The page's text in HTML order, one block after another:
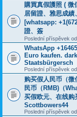
購買真假護照 ( 微
居留證、雅思成績
[whatsapp:
證、簽
Poslední příspěvek od
WhatsApp
Euro kaufen.
Staatsbürgersch
Poslední příspěvek od
购买假人民币（
民币（RMB)（
买假欧元、在线购
Scottbowers44
Poslední příspěvek od